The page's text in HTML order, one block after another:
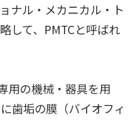
ナル・メカニカル・ト
して、PMTCと呼ばれ
用の機械・器具を用
歯垢の膜（バイオフィ